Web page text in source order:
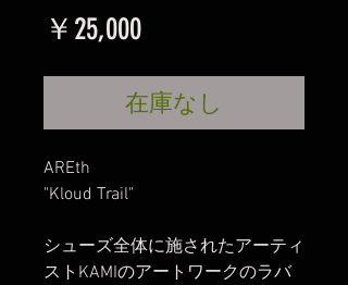
￥25,000価
格
在庫なし
AREth
"Kloud Trail"
シューズ全体に施されたアーティ
ストKAMIのアートワークのラバ